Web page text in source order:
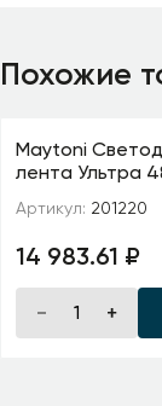
Похожие
Maytoni
лента Ультра
м 4000K 20м
Артикул: 201220
14 983.61 ₽